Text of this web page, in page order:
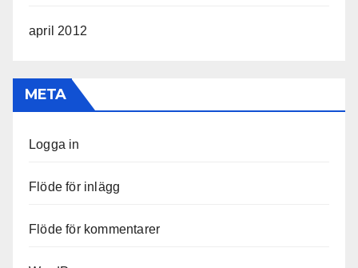
april 2012
META
Logga in
Flöde för inlägg
Flöde för kommentarer